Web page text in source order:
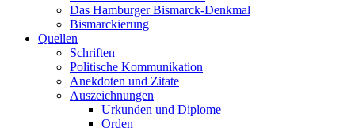
Das Hamburger Bismarck-Denkmal
Bismarckierung
Quellen
Schriften
Politische Kommunikation
Anekdoten und Zitate
Auszeichnungen
Urkunden und Diplome
Orden